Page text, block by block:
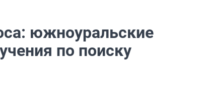
южноуральские
по поиску